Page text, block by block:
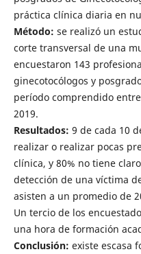
práctica clínica diaria en
Método: se realizó un
corte transversal de una
encuestaron 143
ginecotocólogos y
período comprendido
2019.
Resultados: 9 de cada 10
realizar o realizar pocas
clínica, y 80% no tiene
detección de una víctima
asisten a un promedio de
Un tercio de los
una hora de formación
Conclusión: existe escasa